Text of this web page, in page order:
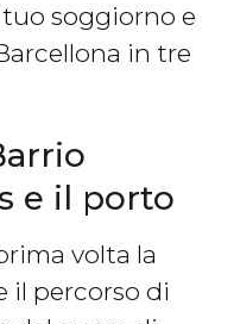
soggiorno e
in tre
e il porto
volta la
il percorso di